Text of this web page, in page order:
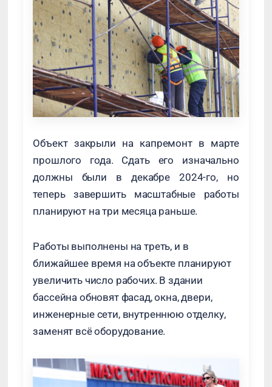
Объект закрыли на капремонт в марте
прошлого года. Сдать его изначально
должны были в декабре 2024-го, но
теперь завершить масштабные работы
планируют на три месяца раньше.
Работы выполнены на треть, и в
ближайшее время на объекте планируют
увеличить число рабочих. В здании
бассейна обновят фасад, окна, двери,
инженерные сети, внутреннюю отделку,
заменят всё оборудование.